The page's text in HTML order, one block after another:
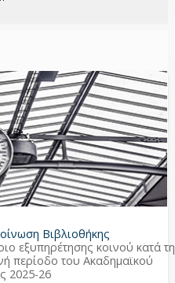
Βιβλιοθήκης
εξυπηρέτησης κοινού κατά τη
περίοδο του Ακαδημαϊκού
2025-26